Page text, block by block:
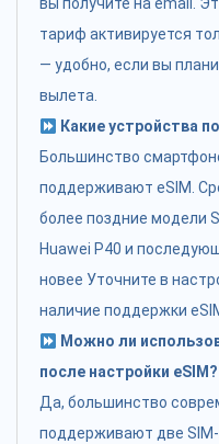
вы получите на email.
тариф активируется
— удобно, если вы
вылета.
Какие устройства
Большинство
поддерживают eSIM.
более поздние модели
Huawei P40 и
новее Уточните в
наличие поддержки
Можно ли
после настройки eSIM?
Да, большинство
поддерживают две